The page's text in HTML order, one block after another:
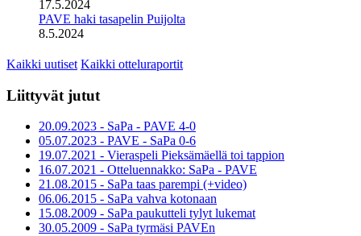
17.5.2024
PAVE haki tasapelin Puijolta
8.5.2024
Kaikki uutiset Kaikki otteluraportit
Liittyvät jutut
20.09.2023 - SaPa - PAVE 4-0
05.07.2023 - PAVE - SaPa 0-6
19.07.2021 - Vieraspeli Pieksämäellä toi tappion
16.07.2021 - Otteluennakko: SaPa - PAVE
21.08.2015 - SaPa taas parempi (+video)
06.06.2015 - SaPa vahva kotonaan
15.08.2009 - SaPa paukutteli tylyt lukemat
30.05.2009 - SaPa tyrmäsi PAVEn